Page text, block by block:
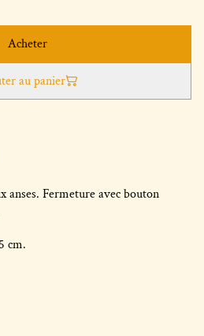
Acheter
au panier
anses. Fermeture avec bouton
cm.